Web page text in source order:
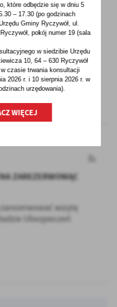
SKARBOWYM
FORM
z elektronicznych
kontaktu z nami. W
ZAREZERWOWĄC
wizytę
Ubezpieczeń
które odbędzie się w dniu 5
– 17.30 (po godzinach
Gminy Ryczywół, ul.
pokójnumer 19 (sala
w siedzibie Urzędu
10, 64 – 630 Ryczywół
czasie trwania konsultacji
2026 r. i 10 sierpnia 2026 r. w
urzędowania).
WIĘCEJ